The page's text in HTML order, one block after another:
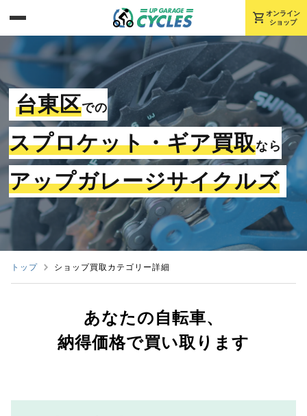
shopping_cart オンライン
ショップ
台東区での
スプロケット・ギア買取なら
アップガレージサイクルズ
トップ ショップ買取カテゴリー詳細
あなたの自転車、
納得価格で買い取ります